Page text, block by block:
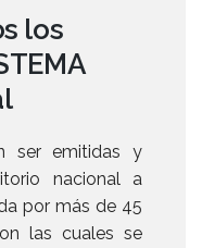
los
ser emitidas y
nacional a
por más de 45
las cuales se